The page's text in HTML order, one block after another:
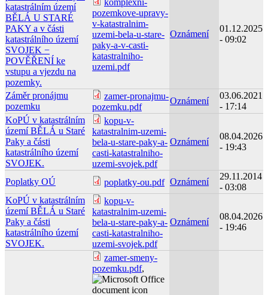
katastrálním území
BĚLÁ U STARÉ
PAKY a v části
katastrálního území
SVOJEK −
POVĚŘENÍ ke
vstupu a vjezdu na
pozemky.
komplexni-
pozemkove-upravy-
v-katastralnim-
uzemi-bela-u-stare-
paky-a-v-casti-
katastralniho-
uzemi.pdf
Oznámení
01.12.2025
- 09:02
Záměr pronájmu
pozemku
zamer-pronajmu-
pozemku.pdf
Oznámení
03.06.2021
- 17:14
KoPÚ v katastrálním
území BĚLÁ u Staré
Paky a části
katastrálního území
SVOJEK.
kopu-v-
katastralnim-uzemi-
bela-u-stare-paky-a-
casti-katastralniho-
uzemi-svojek.pdf
Oznámení
08.04.2026
- 19:43
Poplatky OÚ poplatky-ou.pdf Oznámení
29.11.2014
- 03:08
KoPÚ v katastrálním
území BĚLÁ u Staré
Paky a části
katastrálního území
SVOJEK.
kopu-v-
katastralnim-uzemi-
bela-u-stare-paky-a-
casti-katastralniho-
uzemi-svojek.pdf
Oznámení
08.04.2026
- 19:46
zamer-smeny-
pozemku.pdf,